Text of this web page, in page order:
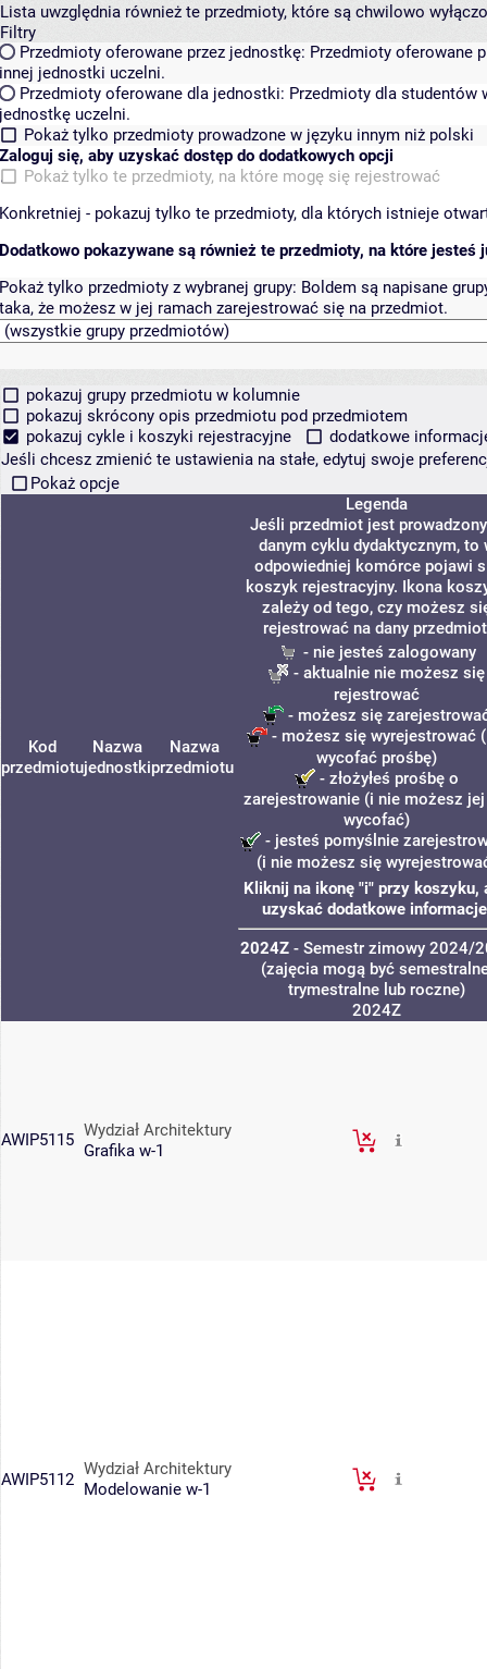
Lista uwzględnia również te przedmioty, które są chwilowo
Filtry
Przedmioty oferowane przez jednostkę: Przedmioty oferowane
innej jednostki uczelni.
Przedmioty oferowane dla jednostki: Przedmioty dla studentów
jednostkę uczelni.
Pokaż tylko przedmioty prowadzone w języku innym niż polski
Zaloguj się, aby uzyskać dostęp do dodatkowych opcji
Pokaż tylko te przedmioty, na które mogę się rejestrować
Konkretniej - pokazuj tylko te przedmioty, dla których istnieje
Dodatkowo pokazywane są również te przedmioty, na które jesteś
Pokaż tylko przedmioty z wybranej grupy: Boldem są napisane
taka, że możesz w jej ramach zarejestrować się na przedmiot.
pokazuj grupy przedmiotu w kolumnie
pokazuj skrócony opis przedmiotu pod przedmiotem
pokazuj cykle i koszyki rejestracyjne
dodatkowe
Jeśli chcesz zmienić te ustawienia na stałe, edytuj swoje
Pokaż opcje
Kod
przedmiotu
Nazwa
jednostki
Nazwa
przedmiotu
Legenda
Jeśli przedmiot jest
danym cyklu dydaktycznym, to
odpowiedniej komórce pojawi
koszyk rejestracyjny. Ikona
zależy od tego, czy możesz
rejestrować na dany
- nie jesteś zalogowany
- aktualnie nie możesz się
rejestrować
- możesz się
- możesz się wyrejestrować
wycofać prośbę)
- złożyłeś prośbę o
zarejestrowanie (i nie możesz
wycofać)
- jesteś pomyślnie
(i nie możesz się
Kliknij na ikonę "i" przy koszyku,
uzyskać dodatkowe
2024Z- Semestr zimowy 2024/
(zajęcia mogą być
trymestralne lub roczne)
2024Z
AWIP5115 Wydział Architektury
Grafika w-1
AWIP5112
Wydział Architektury
Modelowanie w-1